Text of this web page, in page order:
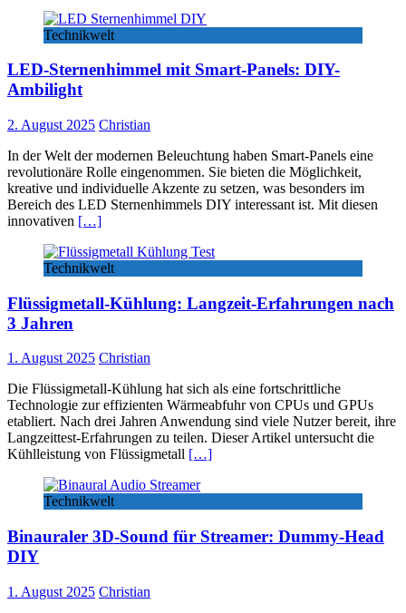
Technikwelt
LED-Sternenhimmel mit Smart-Panels: DIY-
Ambilight
2. August 2025 Christian
In der Welt der modernen Beleuchtung haben Smart-Panels eine
revolutionäre Rolle eingenommen. Sie bieten die Möglichkeit,
kreative und individuelle Akzente zu setzen, was besonders im
Bereich des LED Sternenhimmels DIY interessant ist. Mit diesen
innovativen […]
Technikwelt
Flüssigmetall-Kühlung: Langzeit-Erfahrungen nach
3 Jahren
1. August 2025 Christian
Die Flüssigmetall-Kühlung hat sich als eine fortschrittliche
Technologie zur effizienten Wärmeabfuhr von CPUs und GPUs
etabliert. Nach drei Jahren Anwendung sind viele Nutzer bereit, ihre
Langzeittest-Erfahrungen zu teilen. Dieser Artikel untersucht die
Kühlleistung von Flüssigmetall […]
Technikwelt
Binauraler 3D-Sound für Streamer: Dummy-Head
DIY
1. August 2025 Christian